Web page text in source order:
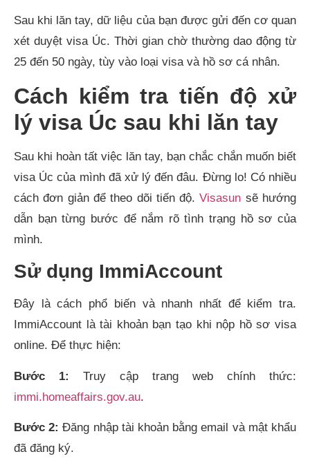
Sau khi lăn tay, dữ liệu của bạn được gửi đến cơ quan
xét duyệt visa Úc. Thời gian chờ thường dao động từ
25 đến 50 ngày, tùy vào loại visa và hồ sơ cá nhân.
Cách kiểm tra tiến độ xử
lý visa Úc sau khi lăn tay
Sau khi hoàn tất việc lăn tay, bạn chắc chắn muốn biết
visa Úc của mình đã xử lý đến đâu. Đừng lo! Có nhiều
cách đơn giản để theo dõi tiến độ.Visasun sẽ hướng
dẫn bạn từng bước để nắm rõ tình trạng hồ sơ của
mình.
Sử dụng ImmiAccount
Đây là cách phổ biến và nhanh nhất để kiểm tra.
ImmiAccount là tài khoản bạn tạo khi nộp hồ sơ visa
online. Để thực hiện:
Bước 1: Truy cập trang web chính thức:
immi.homeaffairs.gov.au.
Bước 2:Đăng nhập tài khoản bằng email và mật khẩu
đã đăng ký.